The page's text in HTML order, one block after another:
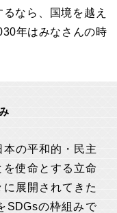
なら、国境を越え
年はみなさんの時
本の平和的・民主
使命とする立命
展開されてきた
SDGsの枠組みで